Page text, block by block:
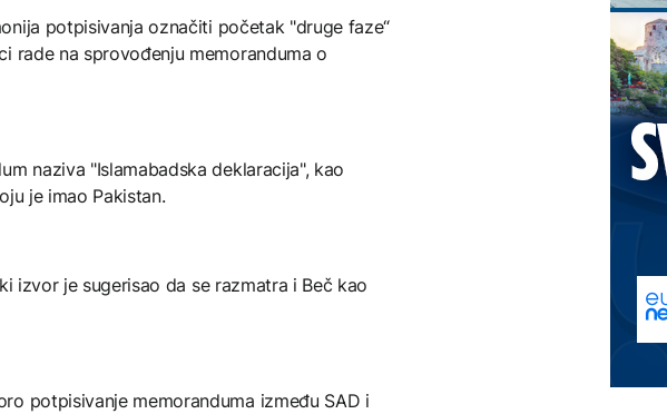
potpisivanja označiti početak "druge faze“
rade na sprovođenju memoranduma o
naziva "Islamabadska deklaracija", kao
je imao Pakistan.
izvor je sugerisao da se razmatra i Beč kao
potpisivanje memoranduma između SAD i